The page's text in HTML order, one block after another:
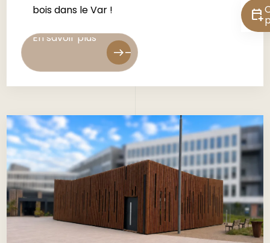
calendar_add_on
bois dans le Var !
En savoir plus
easteast